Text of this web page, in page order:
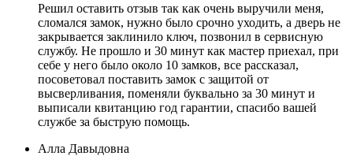
Решил оставить отзыв так как очень выручили меня,
сломался замок, нужно было срочно уходить, а дверь не
закрывается заклинило ключ, позвонил в сервисную
службу. Не прошло и 30 минут как мастер приехал, при
себе у него было около 10 замков, все рассказал,
посоветовал поставить замок с защитой от
высверливания, поменяли буквально за 30 минут и
выписали квитанцию год гарантии, спасибо вашей
службе за быструю помощь.
Алла Давыдовна